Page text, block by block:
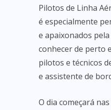
Pilotos de Linha
é especialmente
e apaixonados
conhecer de perto
pilotos e técnicos
e assistente de
O dia começará